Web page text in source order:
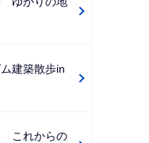
建築散歩in
これからの